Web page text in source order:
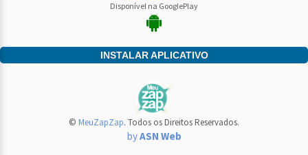
Disponível na GooglePlay
INSTALAR APLICATIVO
© MeuZapZap. Todos os Direitos Reservados.
byASN Web